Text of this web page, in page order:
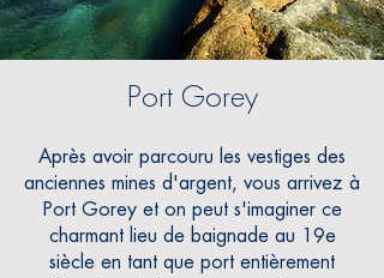
Port Gorey
Après avoir parcouru les vestiges des
anciennes mines d'argent, vous arrivez à
Port Gorey et on peut s'imaginer ce
charmant lieu de baignade au 19e
siècle en tant que port entièrement